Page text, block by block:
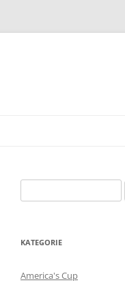
KATEGORIE
America's Cup